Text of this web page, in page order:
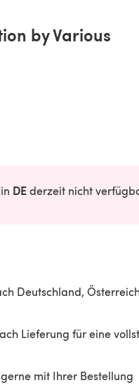
by Various
DEderzeit nicht
Deutschland,
Lieferung für eine
mit Ihrer Bestellung